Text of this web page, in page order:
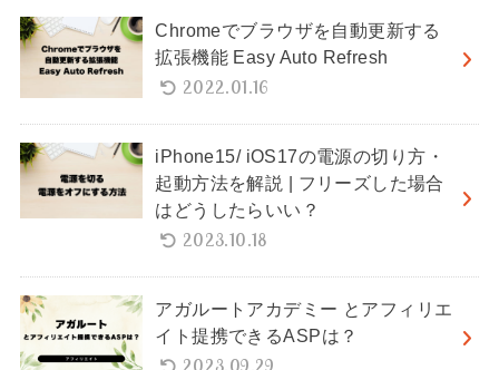
Chromeでブラウザを自動更新する
拡張機能 Easy Auto Refresh
2022.01.16
iPhone15/ iOS17の電源の切り方・
起動方法を解説 | フリーズした場合
はどうしたらいい？
2023.10.18
アガルートアカデミー とアフィリエ
イト提携できるASPは？